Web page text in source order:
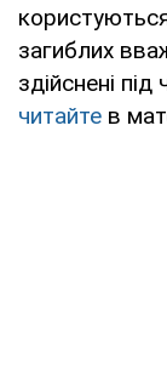
загиблих
здійснені
читайте в